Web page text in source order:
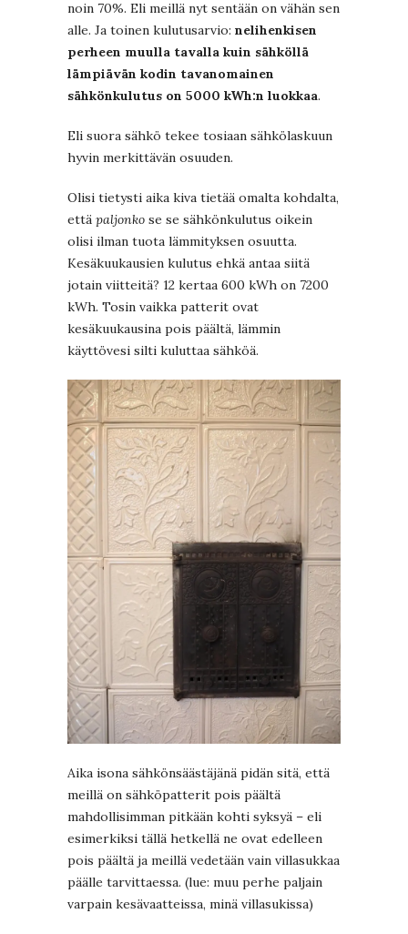
noin 70%. Eli meillä nyt sentään on vähän sen
alle. Ja toinen kulutusarvio: nelihenkisen
perheen muulla tavalla kuin sähköllä
lämpiävän kodin tavanomainen
sähkönkulutus on 5000 kWh:n luokkaa.
Eli suora sähkö tekee tosiaan sähkölaskuun
hyvin merkittävän osuuden.
Olisi tietysti aika kiva tietää omalta kohdalta,
että paljonko se se sähkönkulutus oikein
olisi ilman tuota lämmityksen osuutta.
Kesäkuukausien kulutus ehkä antaa siitä
jotain viitteitä? 12 kertaa 600 kWh on 7200
kWh. Tosin vaikka patterit ovat
kesäkuukausina pois päältä, lämmin
käyttövesi silti kuluttaa sähköä.
Aika isona sähkönsäästäjänä pidän sitä, että
meillä on sähköpatterit pois päältä
mahdollisimman pitkään kohti syksyä – eli
esimerkiksi tällä hetkellä ne ovat edelleen
pois päältä ja meillä vedetään vain villasukkaa
päälle tarvittaessa. (lue: muu perhe paljain
varpain kesävaatteissa, minä villasukissa)